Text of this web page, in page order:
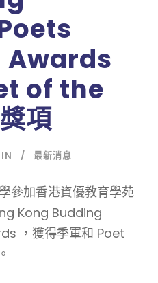
of the
項
最新消息
參加香港資優教育學苑
Kong Budding
，獲得季軍和 Poet